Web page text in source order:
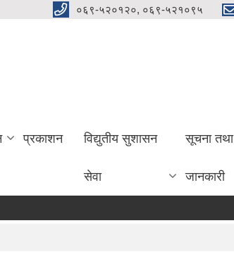
०६९-५२०१२०, ०६९-५२१०९५
प्रकाशन विद्युतीय सुशासन
सेवा
सूचना तथा
जानकारी